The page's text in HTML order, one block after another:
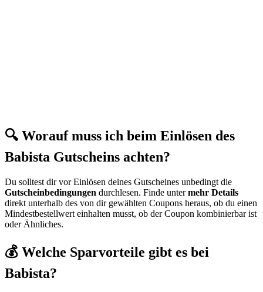
🔍 Worauf muss ich beim Einlösen des
Babista Gutscheins achten?
Du solltest dir vor Einlösen deines Gutscheines unbedingt die
Gutscheinbedingungen durchlesen. Finde untermehr Details
direkt unterhalb des von dir gewählten Coupons heraus, ob du einen
Mindestbestellwert einhalten musst, ob der Coupon kombinierbar ist
oder Ähnliches.
💰 Welche Sparvorteile gibt es bei
Babista?